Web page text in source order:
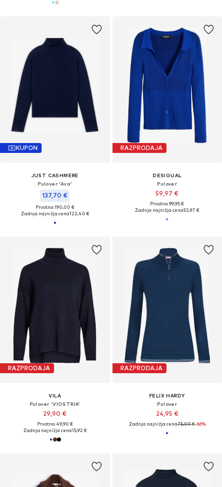
KUPON
JUST CASHMERE
Pulover 'Ava'
137,70 €
Prvotno: 190,00 €
Zadnja najnižja cena122,40 €
RAZPRODAJA
DESIGUAL
Pulover
59,97 €
Prvotno: 99,95 €
Zadnja najnižja cena53,97 €
RAZPRODAJA
VILA
Pulover 'VIOSTRIA'
29,90 €
Prvotno: 49,90 €
Zadnja najnižja cena15,92 €
RAZPRODAJA
FELIX HARDY
Pulover
24,95 €
Zadnja najnižja cena75,00 €-66%